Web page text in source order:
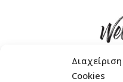
Cookies